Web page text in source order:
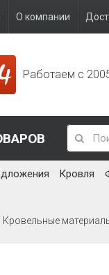
О компании
Работаем с
Кровля
Кровельные